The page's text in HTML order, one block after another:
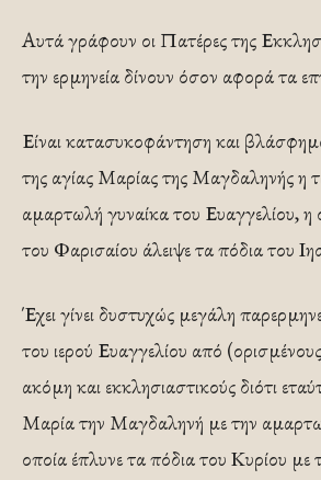
Αυτά γράφουν οι Πατέρες της
την ερμηνεία δίνουν όσον αφορά τα
Είναι κατασυκοφάντηση και
της αγίας Μαρίας της Μαγδαληνής η
αμαρτωλή γυναίκα του Ευαγγελίου, η
του Φαρισαίου άλειψε τα πόδια του
Έχει γίνει δυστυχώς μεγάλη
του ιερού Ευαγγελίου από
ακόμη και εκκλησιαστικούς διό­τι
Μαρία την Μαγδαληνή με την
οποία έπλυνε τα πόδια του Κυ­ρίου με